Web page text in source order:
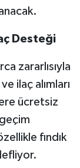
Desteği
zararlısıyla
ilaç alımları
ücretsiz
fındık